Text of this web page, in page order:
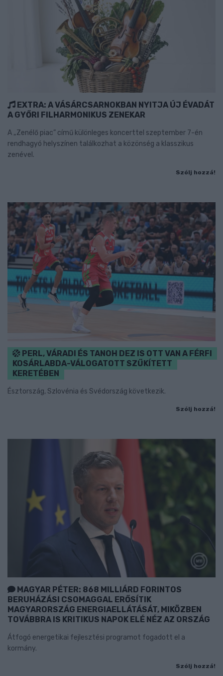
EXTRA: A VÁSÁRCSARNOKBAN NYITJA ÚJ ÉVADÁT
A GYŐRI FILHARMONIKUS ZENEKAR
A „Zenélő piac” című különleges koncerttel szeptember 7-én
rendhagyó helyszínen találkozhat a közönség a klasszikus
zenével.
Szólj hozzá!
PERL, VÁRADI ÉS TANOH DEZ IS OTT VAN A FÉRFI
KOSÁRLABDA-VÁLOGATOTT SZŰKÍTETT
KERETÉBEN
Észtország, Szlovénia és Svédország következik.
Szólj hozzá!
MAGYAR PÉTER: 868 MILLIÁRD FORINTOS
BERUHÁZÁSI CSOMAGGAL ERŐSÍTIK
MAGYARORSZÁG ENERGIAELLÁTÁSÁT, MIKÖZBEN
TOVÁBBRA IS KRITIKUS NAPOK ELÉ NÉZ AZ ORSZÁG
Átfogó energetikai fejlesztési programot fogadott el a
kormány.
Szólj hozzá!